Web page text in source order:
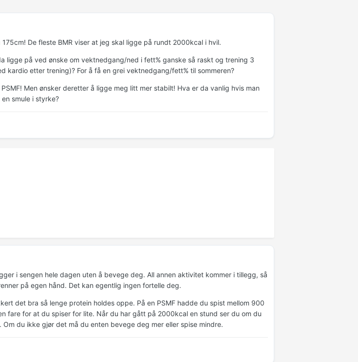
De fleste BMR viser at jeg skal ligge på rundt 2000kcal i hvil.
ligge på ved ønske om vektnedgang/ned i fett% ganske så raskt og trening 3
kardio etter trening)? For å få en grei vektnedgang/fett% til sommeren?
Men ønsker deretter å ligge meg litt mer stabilt! Hva er da vanlig hvis man
smule i styrke?
i sengen hele dagen uten å bevege deg. All annen aktivitet kommer i tillegg, så
på egen hånd. Det kan egentlig ingen fortelle deg.
det bra så lenge protein holdes oppe. På en PSMF hadde du spist mellom 900
fare for at du spiser for lite. Når du har gått på 2000kcal en stund ser du om du
du ikke gjør det må du enten bevege deg mer eller spise mindre.